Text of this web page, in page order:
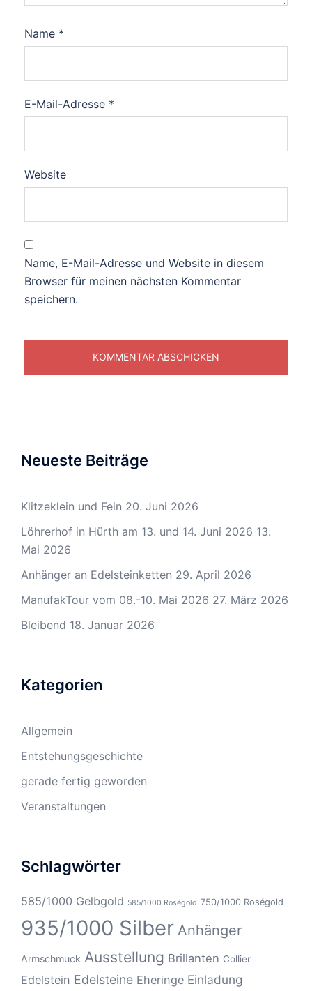
Name *
E-Mail-Adresse *
Website
Name, E-Mail-Adresse und Website in diesem
Browser für meinen nächsten Kommentar
speichern.
Neueste Beiträge
Klitzeklein und Fein 20. Juni 2026
Löhrerhof in Hürth am 13. und 14. Juni 2026 13.
Mai 2026
Anhänger an Edelsteinketten 29. April 2026
ManufakTour vom 08.-10. Mai 2026 27. März 2026
Bleibend 18. Januar 2026
Kategorien
Allgemein
Entstehungsgeschichte
gerade fertig geworden
Veranstaltungen
Schlagwörter
585/1000 Gelbgold 585/1000 Roségold 750/1000 Roségold
935/1000 Silber Anhänger
Armschmuck Ausstellung Brillanten Collier
Edelstein Edelsteine Eheringe Einladung